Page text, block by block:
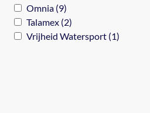
Omnia (9)
Talamex (2)
Vrijheid Watersport (1)